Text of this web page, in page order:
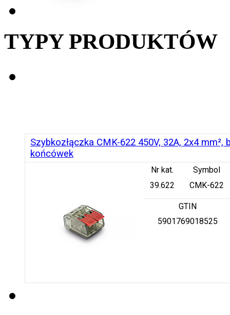
TYPY PRODUKTÓW
Szybkozłączka CMK-622 450V, 32A, 2x4
końcówek
Nr kat.
Symbol
39.622
CMK-622
GTIN
5901769018525